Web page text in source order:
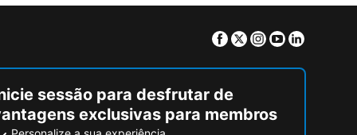
Facebook
TwitterInstagram
Youtube
sessão para desfrutar de
exclusivas para membros